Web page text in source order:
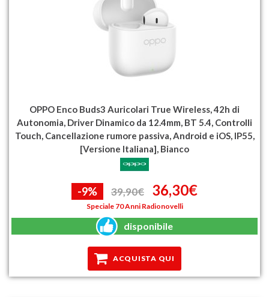
OPPO Enco Buds3 Auricolari True Wireless, 42h di
Autonomia, Driver Dinamico da 12.4mm, BT 5.4, Controlli
Touch, Cancellazione rumore passiva, Android e iOS, IP55,
[Versione Italiana], Bianco
-9% 39,90€ 36,30€
Speciale 70 Anni Radionovelli
disponibile
ACQUISTA QUI